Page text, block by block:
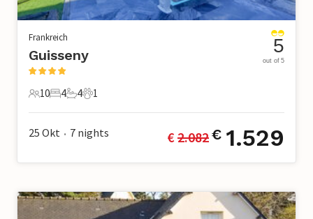
Frankreich
Guisseny
10 Gäste
10
4 Schlafzimmer
4
4 Badezimmer
4
1 Haustier
1
5
out of 5
25 Okt • 7 nights € 2.082€ 1.529